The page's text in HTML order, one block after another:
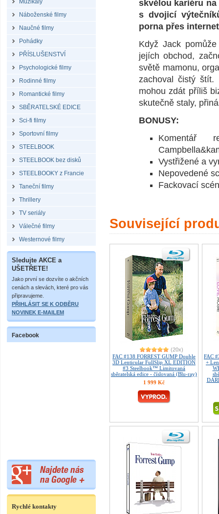
Muzikály
Náboženské filmy
Naučné filmy
Pohádky
PŘÍSLUŠENSTVÍ
Psychologické filmy
Rodinné filmy
Romantické filmy
SBĚRATELSKÉ EDICE
Sci-fi filmy
Sportovní filmy
STEELBOOK
STEELBOOK bez disků
STEELBOOKY z Francie
Taneční filmy
Thrillery
TV seriály
Válečné filmy
Westernové filmy
Sledujte AKCE a
UŠETŘETE!
Jako první se dozvíte o akčních
cenách a slevách, které pro vás
připravujeme.
PŘIHLÁSIT SE K ODBĚRU
NOVINEK E-MAILEM
Facebook
Rychlé kontakty
skvělou kariéru
s dvojicí
porna přes
Když Jack
jejích obchod,
světě mamonu,
zachoval čistý štít.
mohou zdát příliš
skutečně staly,
BONUSY:
Komentář
Vystřižené a
Nepovedené
Fackovací
Související
(20x)
FAC #138 FORREST GUMP Double
3D Lenticular FullSlip XL EDITION
#3 Steelbook™ Limitovaná
sběratelská edice - číslovaná (Blu-ray)
1 999 Kč
FAC
+